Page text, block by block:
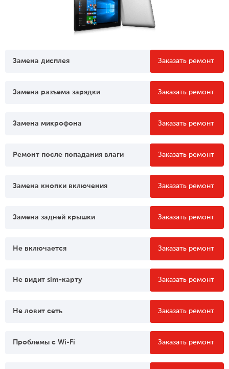
Замена дисплея Заказать ремонт
Замена разъема зарядки Заказать ремонт
Замена микрофона Заказать ремонт
Ремонт после попадания влаги Заказать ремонт
Замена кнопки включения Заказать ремонт
Замена задней крышки Заказать ремонт
Не включается Заказать ремонт
Не видит sim-карту Заказать ремонт
Не ловит сеть Заказать ремонт
Проблемы c Wi-Fi Заказать ремонт